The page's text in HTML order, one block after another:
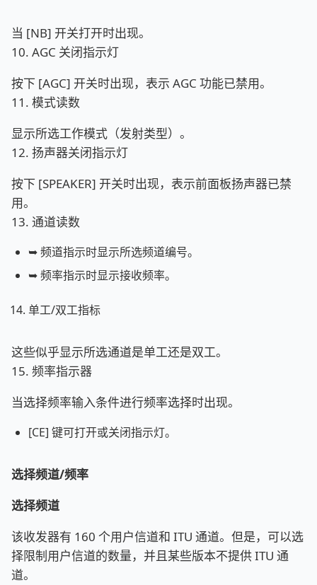
当 [NB] 开关打开时出现。
10. AGC 关闭指示灯
按下 [AGC] 开关时出现，表示 AGC 功能已禁用。
11. 模式读数
显示所选工作模式（发射类型）。
12. 扬声器关闭指示灯
按下 [SPEAKER] 开关时出现，表示前面板扬声器已禁
用。
13. 通道读数
➥ 频道指示时显示所选频道编号。
➥ 频率指示时显示接收频率。
单工/双工指标
这些似乎显示所选通道是单工还是双工。
15. 频率指示器
当选择频率输入条件进行频率选择时出现。
[CE] 键可打开或关闭指示灯。
选择频道/频率
选择频道
该收发器有 160 个用户信道和 ITU 通道。但是，可以选
择限制用户信道的数量，并且某些版本不提供 ITU 通
道。